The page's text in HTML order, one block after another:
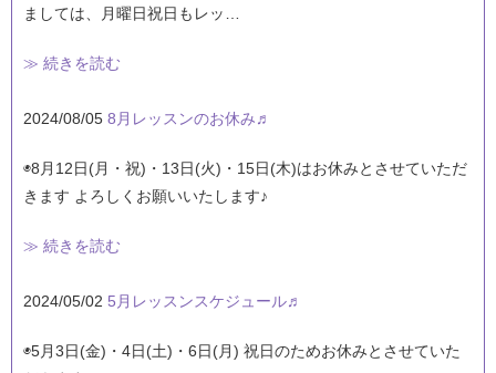
ましては、月曜日祝日もレッ…
≫ 続きを読む
2024/08/05 8月レッスンのお休み♬
◉8月12日(月・祝)・13日(火)・15日(木)はお休みとさせていただ
きます よろしくお願いいたします♪
≫ 続きを読む
2024/05/02 5月レッスンスケジュール♬
◉5月3日(金)・4日(土)・6日(月) 祝日のためお休みとさせていた